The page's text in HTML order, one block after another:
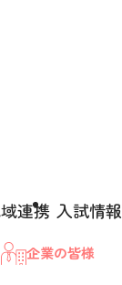
連携 入試情報
企業の皆様